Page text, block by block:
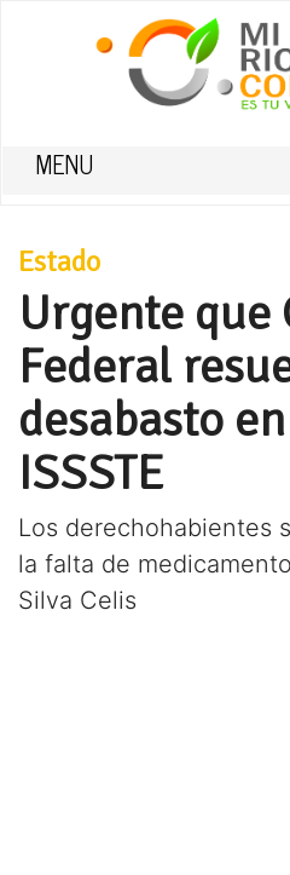
MENU
Estado
Urgente que
Federal
desabasto
ISSSTE
Los derechohabientes
la falta de
Silva Celis